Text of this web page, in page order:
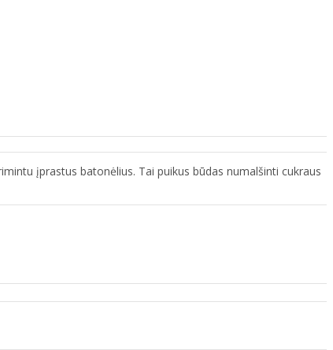
įprastus batonėlius. Tai puikus būdas numalšinti cukraus